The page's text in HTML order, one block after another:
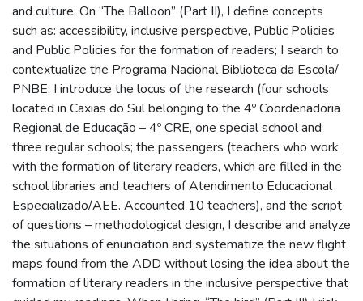
and culture. On “The Balloon” (Part II), I define concepts
such as: accessibility, inclusive perspective, Public Policies
and Public Policies for the formation of readers; I search to
contextualize the Programa Nacional Biblioteca da Escola/
PNBE; I introduce the locus of the research (four schools
located in Caxias do Sul belonging to the 4º Coordenadoria
Regional de Educação – 4º CRE, one special school and
three regular schools; the passengers (teachers who work
with the formation of literary readers, which are filled in the
school libraries and teachers of Atendimento Educacional
Especializado/AEE. Accounted 10 teachers), and the script
of questions – methodological design, I describe and analyze
the situations of enunciation and systematize the new flight
maps found from the ADD without losing the idea about the
formation of literary readers in the inclusive perspective that